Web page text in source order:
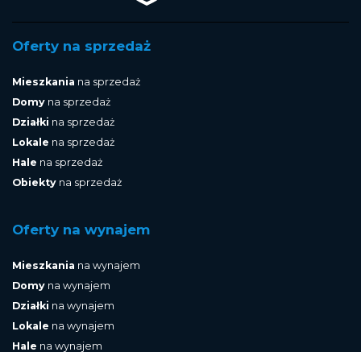
Oferty na sprzedaż
Mieszkania na sprzedaż
Domy na sprzedaż
Działki na sprzedaż
Lokale na sprzedaż
Hale na sprzedaż
Obiekty na sprzedaż
Oferty na wynajem
Mieszkania na wynajem
Domy na wynajem
Działki na wynajem
Lokale na wynajem
Hale na wynajem